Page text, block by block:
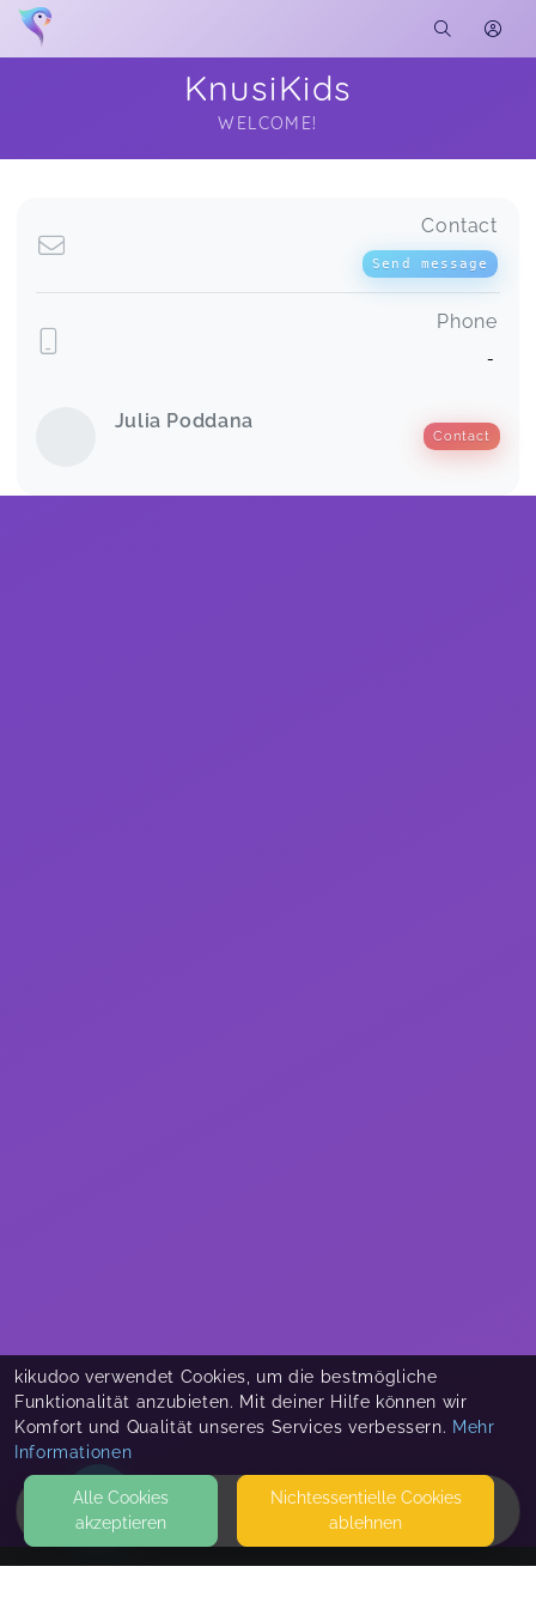
HOME
KnusiKids
WELCOME!
Contact
Send message
Phone
-
Julia Poddana
Contact
kikudoo verwendet Cookies, um die bestmögliche
Funktionalität anzubieten. Mit deiner Hilfe können wir
Komfort und Qualität unseres Services verbessern. Mehr
Informationen
Alle Cookies
akzeptieren
Nicht­essentielle Cookies
ablehnen